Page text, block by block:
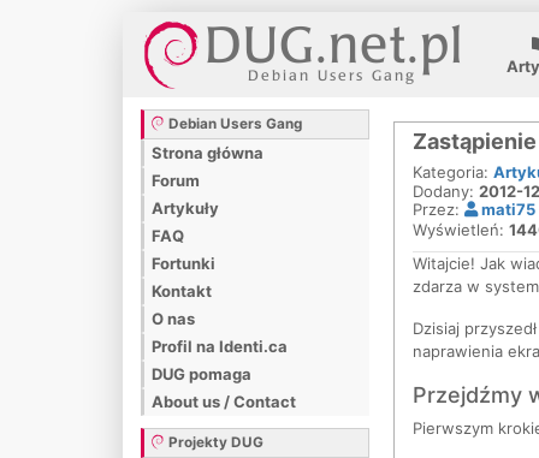
Debian Users Gang
Strona główna
Forum
Artykuły
FAQ
Fortunki
Kontakt
O nas
Profil na Identi.ca
DUG pomaga
About us / Contact
Projekty DUG
Kategoria:
Dodany: 2012-
Przez:
mati75
Wyświetleń:
Witajcie! Jak
zdarza w
Dzisiaj
naprawienia
Przejdźmy
Pierwszym